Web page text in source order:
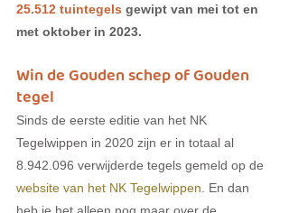
25.512 tuintegels gewipt van mei tot en
met oktober in 2023.
Win de Gouden schep of Gouden
tegel
Sinds de eerste editie van het NK
Tegelwippen in 2020 zijn er in totaal al
8.942.096 verwijderde tegels gemeld op de
website van het NK Tegelwippen . En dan
heb je het alleen nog maar over de